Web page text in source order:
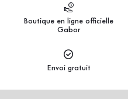
Boutique en ligne officielle
Gabor
Envoi gratuit